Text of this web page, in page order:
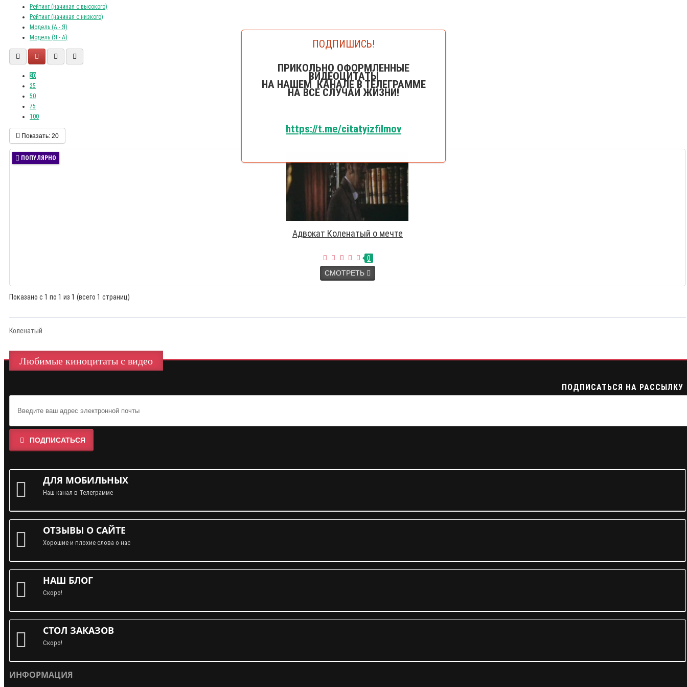
Рейтинг (начиная с высокого)
Рейтинг (начиная с низкого)
Модель (А - Я)
Модель (Я - А)
20
25
50
75
100
Показать: 20
ПОПУЛЯРНО
Адвокат Коленатый о мечте
0
СМОТРЕТЬ
Показано с 1 по 1 из 1 (всего 1 страниц)
Коленатый
Любимые киноцитаты с видео
ПОДПИСАТЬСЯ НА РАССЫЛКУ
ПОДПИСАТЬСЯ
ДЛЯ МОБИЛЬНЫХ
Наш канал в Телеграмме
ОТЗЫВЫ О САЙТЕ
Хорошие и плохие слова о нас
НАШ БЛОГ
Скоро!
СТОЛ ЗАКАЗОВ
Скоро!
ИНФОРМАЦИЯ
ПОДПИШИСЬ!
ПРИКОЛЬНО ОФОРМЛЕННЫЕ
ВИДЕОЦИТАТЫ
НА НАШЕМ КАНАЛЕ В ТЕЛЕГРАММЕ
НА ВСЕ СЛУЧАИ ЖИЗНИ!
https://t.me/citatyizfilmov